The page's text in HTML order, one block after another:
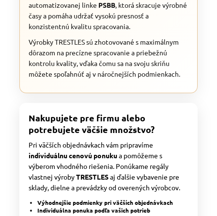
automatizovanej linke PSBB , ktorá skracuje výrobné
časy a pomáha udržať vysokú presnosť a
konzistentnú kvalitu spracovania.
Výrobky TRESTLES sú zhotovované s maximálnym
dôrazom na precízne spracovanie a priebežnú
kontrolu kvality, vďaka čomu sa na svoju skriňu
môžete spoľahnúť aj v náročnejších podmienkach.
Nakupujete pre firmu alebo
potrebujete väčšie množstvo?
Pri väčších objednávkach vám pripravíme
individuálnu cenovú ponukua pomôžeme s
výberom vhodného riešenia. Ponúkame regály
vlastnej výrobyTRESTLESaj ďalšie vybavenie pre
sklady, dielne a prevádzky od overených výrobcov.
Výhodnejšie podmienky pri väčších objednávkach
Individuálna ponuka podľa vašich potrieb